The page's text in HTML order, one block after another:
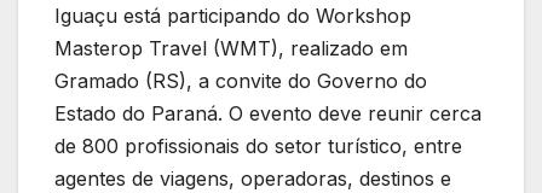
Iguaçu está participando do Workshop
Masterop Travel (WMT), realizado em
Gramado (RS), a convite do Governo do
Estado do Paraná. O evento deve reunir cerca
de 800 profissionais do setor turístico, entre
agentes de viagens, operadoras, destinos e